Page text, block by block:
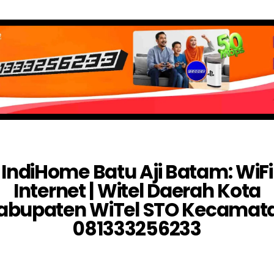
IndiHome Batu Aji Batam: WiFi
Internet | Witel Daerah Kota
WiTel STO
081333256233